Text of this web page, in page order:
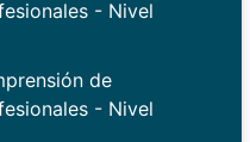
- Nivel
de
- Nivel